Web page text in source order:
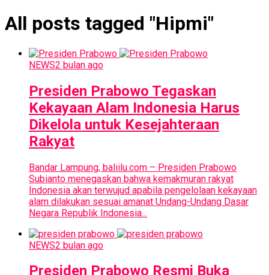
All posts tagged "Hipmi"
NEWS2 bulan ago
Presiden Prabowo Tegaskan
Kekayaan Alam Indonesia Harus
Dikelola untuk Kesejahteraan
Rakyat
Bandar Lampung, baliilu.com – Presiden Prabowo
Subianto menegaskan bahwa kemakmuran rakyat
Indonesia akan terwujud apabila pengelolaan kekayaan
alam dilakukan sesuai amanat Undang-Undang Dasar
Negara Republik Indonesia...
NEWS2 bulan ago
Presiden Prabowo Resmi Buka